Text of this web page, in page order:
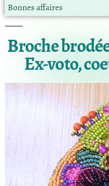
Bonnes affaires
Broche
Ex-voto,